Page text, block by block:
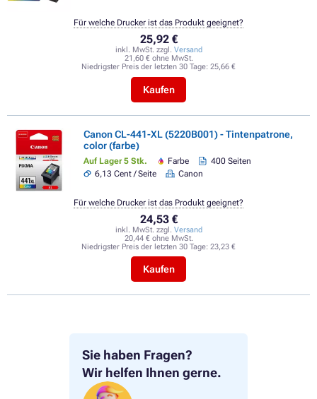
Sie haben Fragen?
Wir helfen Ihnen gerne.
25,92 €
inkl. MwSt. zzgl. Versand
21,60 € ohne MwSt.
Niedrigster Preis der letzten 30 Tage: 25,66 €
Kaufen
Für welche Drucker ist das Produkt geeignet?
Canon CL-441-XL (5220B001) - Tintenpatrone,
color (farbe)
Auf Lager 5 Stk. Farbe
400 Seiten
6,13 Cent / Seite
Canon
24,53 €
inkl. MwSt. zzgl. Versand
20,44 € ohne MwSt.
Niedrigster Preis der letzten 30 Tage: 23,23 €
Kaufen
Für welche Drucker ist das Produkt geeignet?